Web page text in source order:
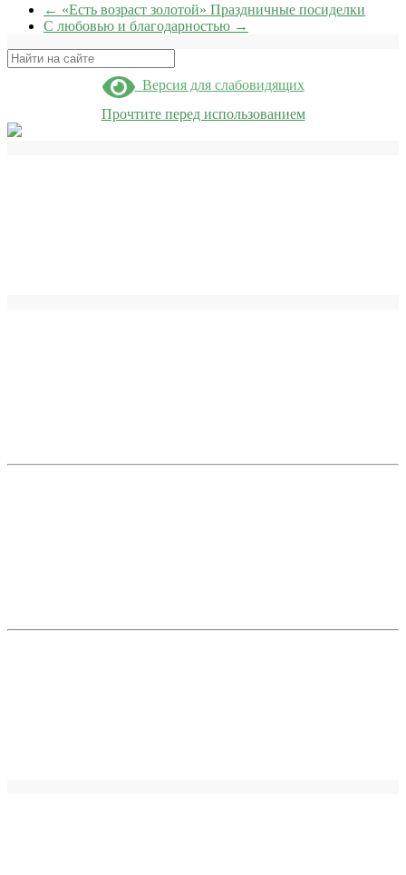
← «Есть возраст золотой» Праздничные посиделки
С любовью и благодарностью →
Поиск
Версия для слабовидящих
Прочтите перед использованием